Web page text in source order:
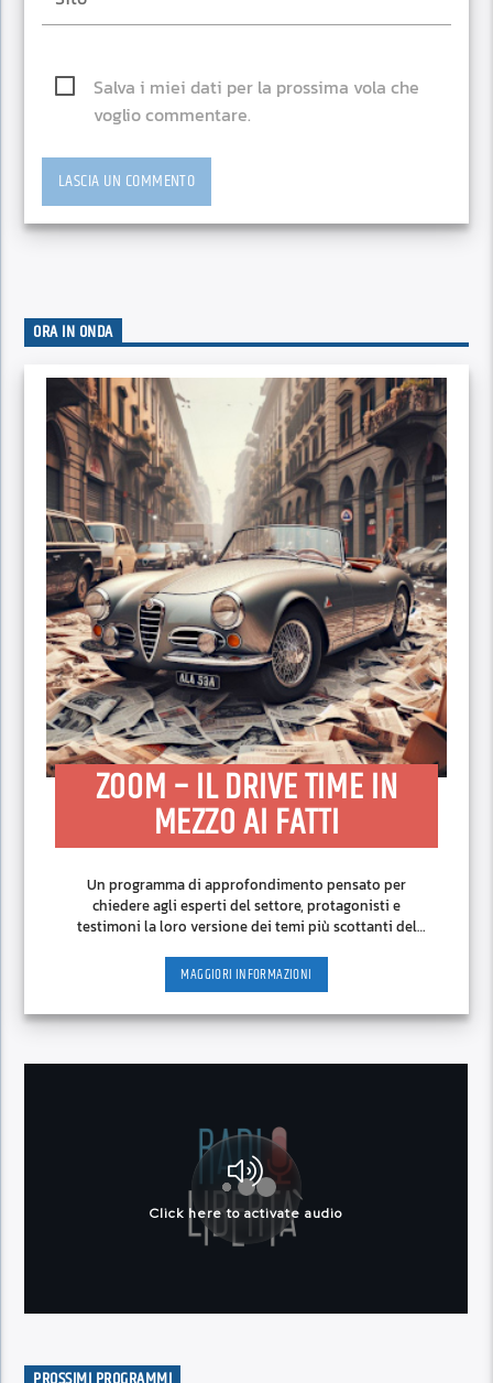
Salva i miei dati per la prossima vola che
voglio commentare.
ORA IN ONDA
ZOOM – IL DRIVE TIME IN
MEZZO AI FATTI
Un programma di approfondimento pensato per
chiedere agli esperti del settore, protagonisti e
testimoni la loro versione dei temi più scottanti del
MAGGIORI INFORMAZIONI